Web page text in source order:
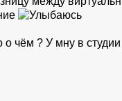
( )
чём ? У мну в студии